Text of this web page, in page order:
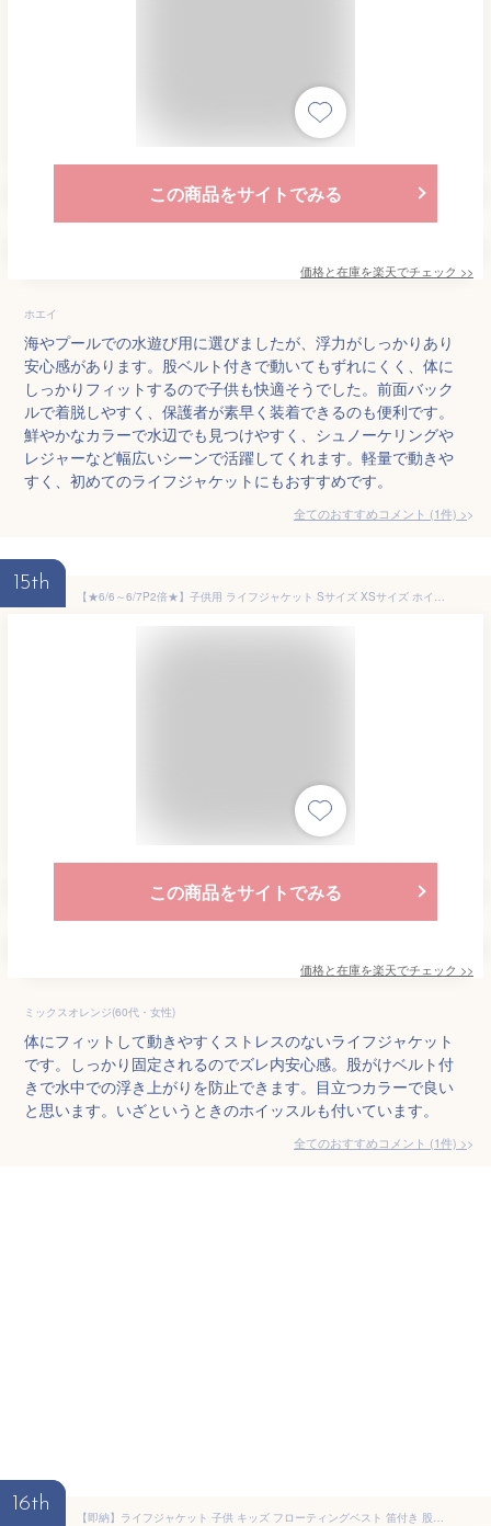
この商品をサイトでみる
価格と在庫を楽天でチェック >>
ホエイ
海やプールでの水遊び用に選びましたが、浮力がしっかりあり
安心感があります。股ベルト付きで動いてもずれにくく、体に
しっかりフィットするので子供も快適そうでした。前面バック
ルで着脱しやすく、保護者が素早く装着できるのも便利です。
鮮やかなカラーで水辺でも見つけやすく、シュノーケリングや
レジャーなど幅広いシーンで活躍してくれます。軽量で動きや
すく、初めてのライフジャケットにもおすすめです。
全てのおすすめコメント (1件) >
15th
【★6/6～6/7P2倍★】子供用 ライフジャケット Sサイズ XSサイズ ホイッスル付 オレンジ 青 黄色 厚み 園児 小学生 子供 フローティングベスト 笛 ベルト調整機能 台風 川遊び 海水浴 水難 避難 防災 救命胴衣 マリンスポーツ 夏休み
この商品をサイトでみる
価格と在庫を楽天でチェック >>
ミックスオレンジ(60代・女性)
体にフィットして動きやすくストレスのないライフジャケット
です。しっかり固定されるのでズレ内安心感。股がけベルト付
きで水中での浮き上がりを防止できます。目立つカラーで良い
と思います。いざというときのホイッスルも付いています。
全てのおすすめコメント (1件) >
16th
【即納】ライフジャケット 子供 キッズ フローティングベスト 笛付き 股ベルト付き S M L LL ジュニア マリンベスト シュノーケリング 川遊び 海水浴 釣り 水遊び 安全ベスト 救命胴衣 子供用ライフベスト 軽量 アウトドア FV6165